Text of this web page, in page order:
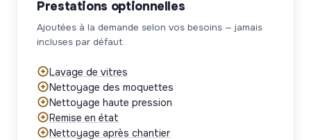
Prestations optionnelles
Ajoutées à la demande selon vos besoins — jamais
incluses par défaut.
Lavage de vitres
Nettoyage des moquettes
Nettoyage haute pression
Remise en état
Nettoyage après chantier